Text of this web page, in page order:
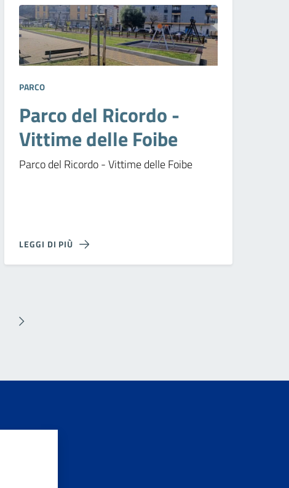
PARCO
Parco del Ricordo -
Vittime delle Foibe
Parco del Ricordo - Vittime delle Foibe
LEGGI DI PIÙ